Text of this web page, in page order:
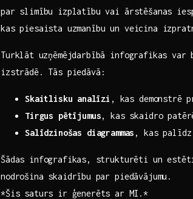
par slimību izplatību vai ārstēšanas
kas​ piesaista uzmanību un veicina
Turklāt⁢ uzņēmējdarbībā infografikas
izstrādē. Tās piedāvā:
Skaitlisku ⁤analīzi , kas demonstrē
Tirgus pētījumus, kas ‍skaidro
Salīdzinošas diagrammas , kas palīdz
Šādas infografikas,⁤ strukturēti un
nodrošina​ skaidrību ⁣par piedāvājumu.
*Šis​ saturs ir ģenerēts ar MI.*